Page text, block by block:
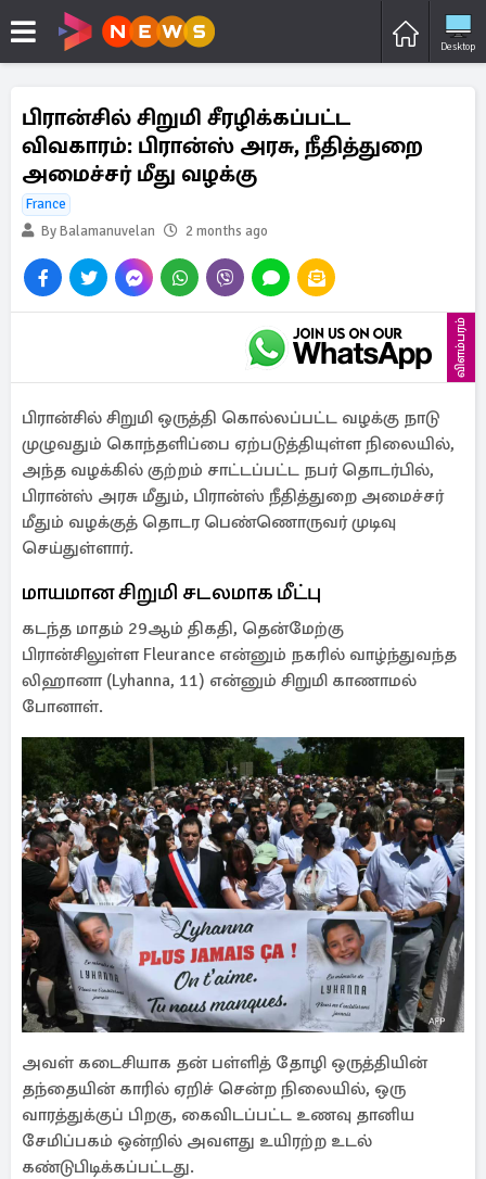
Desktop
பிரான்சில் சிறுமி சீரழிக்கப்பட்ட
விவகாரம்: பிரான்ஸ் அரசு, நீதித்துறை
அமைச்சர் மீது வழக்கு
France
By Balamanuvelan
2 months ago
விளம்பரம்
பிரான்சில் சிறுமி ஒருத்தி கொல்லப்பட்ட வழக்கு நாடு
முழுவதும் கொந்தளிப்பை ஏற்படுத்தியுள்ள நிலையில்,
அந்த வழக்கில் குற்றம் சாட்டப்பட்ட நபர் தொடர்பில்,
பிரான்ஸ் அரசு மீதும், பிரான்ஸ் நீதித்துறை அமைச்சர்
மீதும் வழக்குத் தொடர பெண்ணொருவர் முடிவு
செய்துள்ளார்.
மாயமான சிறுமி சடலமாக மீட்பு
கடந்த மாதம் 29ஆம் திகதி, தென்மேற்கு
பிரான்சிலுள்ள Fleurance என்னும் நகரில் வாழ்ந்துவந்த
லிஹானா (Lyhanna, 11) என்னும் சிறுமி காணாமல்
போனாள்.
அவள் கடைசியாக தன் பள்ளித் தோழி ஒருத்தியின்
தந்தையின் காரில் ஏறிச் சென்ற நிலையில், ஒரு
வாரத்துக்குப் பிறகு, கைவிடப்பட்ட உணவு தானிய
சேமிப்பகம் ஒன்றில் அவளது உயிரற்ற உடல்
கண்டுபிடிக்கப்பட்டது.